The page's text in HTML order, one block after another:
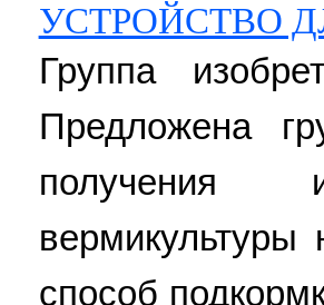
УСТРОЙСТВО
Группа
Предложена
получения
способ